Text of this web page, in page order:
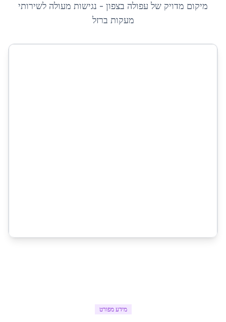
מיקום מדויק של עפולה בצפון - נגישות מעולה לשירותי
מעקות ברזל
מידע מפורט